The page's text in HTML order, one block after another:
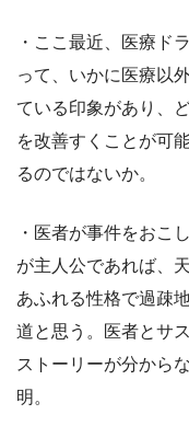
・ここ最近、医療ド
って、いかに医療以
ている印象があり、
を改善すくことが可
るのではないか。
・医者が事件をおこ
が主人公であれば、
あふれる性格で過疎
道と思う。医者とサ
ストーリーが分から
明。